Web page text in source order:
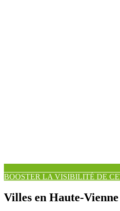
BOOSTER LA VISIBILITÉ DE
Villes en Haute-Vienne